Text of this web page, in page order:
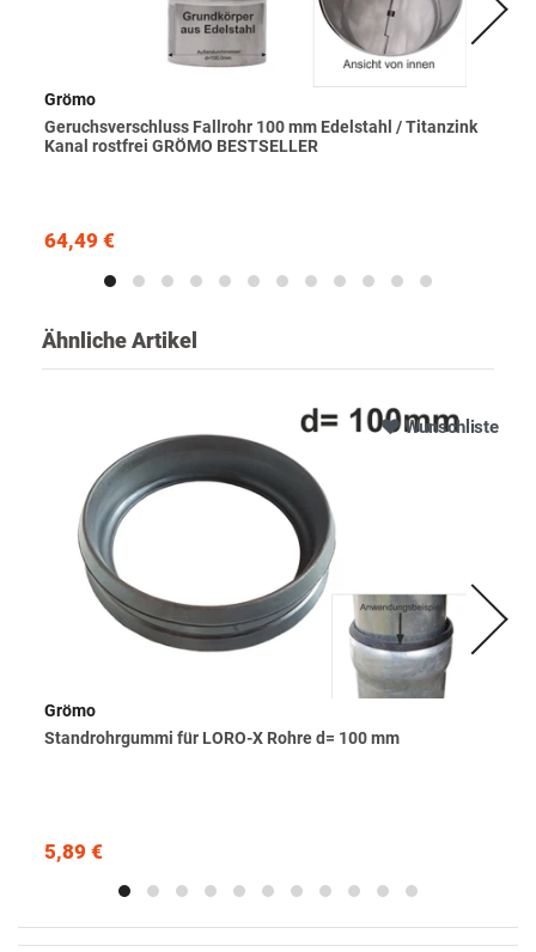
Grömo
Geruchsverschluss Fallrohr 100 mm Edelstahl / Titanzink
Kanal rostfrei GRÖMO BESTSELLER
64,49 €
Ähnliche Artikel
Wunschliste
Grömo
Standrohrgummi für LORO-X Rohre d= 100 mm
5,89 €